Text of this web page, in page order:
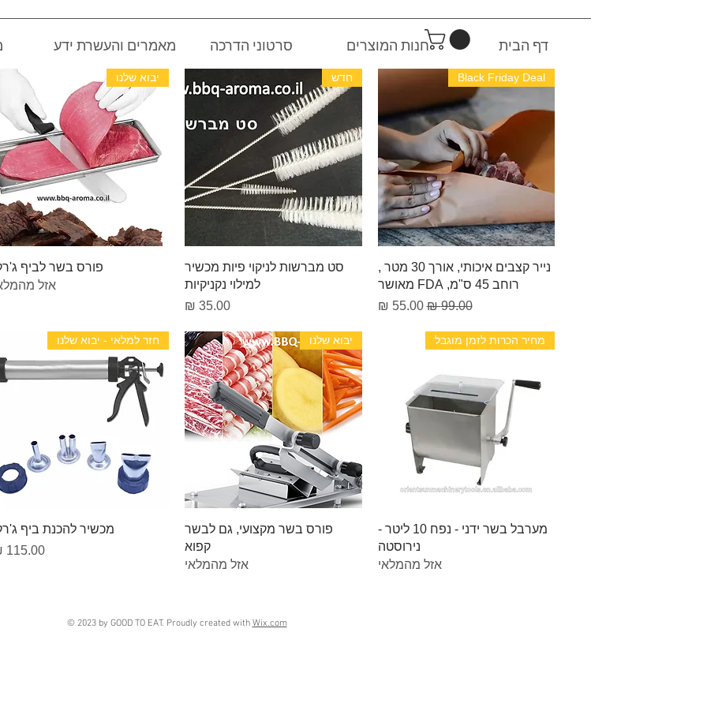
מאמרים והעשרת ידע סרטוני הדרכה חנות המוצרים דף הבית
תצוגה מהירה
Black Friday Deal
נייר קצבים איכותי, אורך 30 מטר ,
רוחב 45 ס"מ, FDA מאושר
מחיר רגיל‏99.00 ‏₪ מחיר מבצע‏55.00 ‏₪
תצוגה מהירה
חדש
סט מברשות לניקוי פיות מכשיר
למילוי נקניקיות
מחיר
תצוגה מהירה
יבוא שלנו
פורס בשר לביף
אזל
תצוגה מהירה
מחיר הכרות לזמן מוגבל
מערבל בשר ידני - נפח 10 ליטר -
נירוסטה
אזל מהמלאי
תצוגה מהירה
יבוא שלנו
פורס בשר מקצועי, גם לבשר
קפוא
אזל מהמלאי
תצוגה מהירה
חזר למלאי - יבוא שלנו
מכשיר להכנת ביף
מחיר‏115.00 ‏₪
© 2023 by GOOD TO EAT. Proudly created with Wix.com